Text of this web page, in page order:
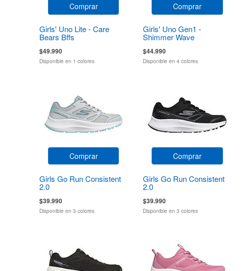
Comprar
Girls' Uno Lite - Care
Bears Bffs
$49.990
Disponible en 1 colores
Comprar
Girls' Uno Gen1 -
Shimmer Wave
$44.990
Disponible en 4 colores
Comprar
Girls Go Run Consistent
2.0
$39.990
Disponible en 3 colores
Comprar
Girls Go Run Consistent
2.0
$39.990
Disponible en 3 colores